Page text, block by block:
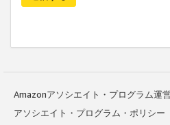
Amazonアソシエイト・プログラム運
アソシエイト・プログラム・ポリシー